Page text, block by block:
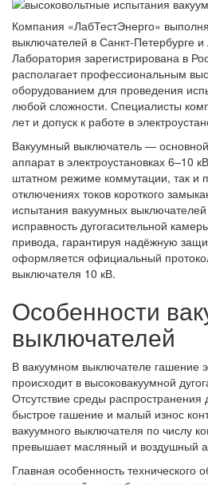
Компания «ЛабТестЭнерго»
выключателей в Санкт‑Петербурге
Лаборатория зарегистрирована в
располагает профессиональным
оборудованием для проведения
любой сложности. Специалисты
лет и допуск к работе в
Вакуумный выключатель —
аппарат в электроустановках 6–10
штатном режиме коммутации, так и
отключениях токов короткого
испытания вакуумных
исправность дугогасительной
привода, гарантируя надёжную
оформляется официальный
выключателя 10 кВ.
Особенности
выключателей
В вакуумном выключателе гашение
происходит в высоковакуумной
Отсутствие среды распространения
быстрое гашение и малый износ
вакуумного выключателя по числу
превышает масляный и воздушный
Главная особенность технического